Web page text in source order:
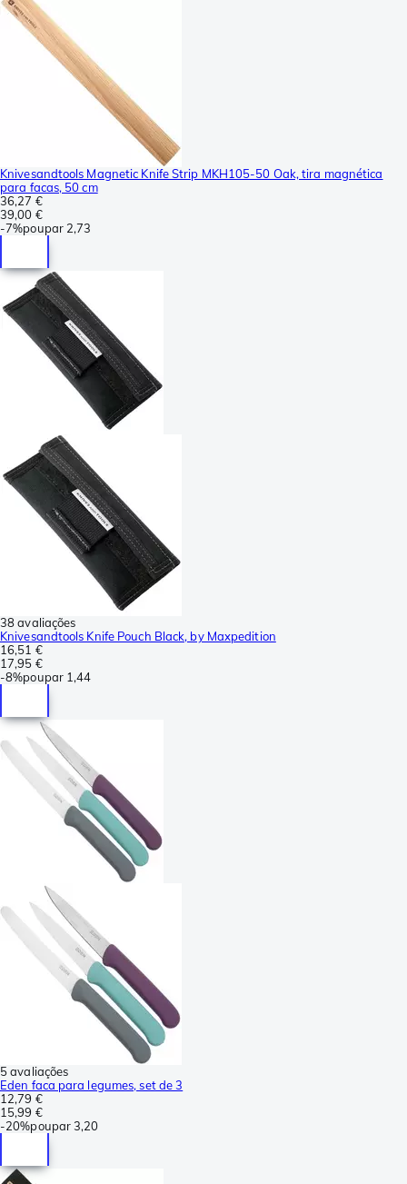
Knivesandtools Magnetic Knife Strip MKH105-50 Oak, tira magnética
para facas, 50 cm
36,27 €
39,00 €
-7%poupar 2,73
38 avaliações
Knivesandtools Knife Pouch Black, by Maxpedition
16,51 €
17,95 €
-8%poupar 1,44
5 avaliações
Eden faca para legumes, set de 3
12,79 €
15,99 €
-20%poupar3,20